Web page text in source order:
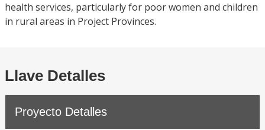
health services, particularly for poor women and children
in rural areas in Project Provinces.
Llave Detalles
Proyecto Detalles